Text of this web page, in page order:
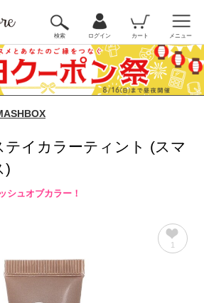
検索 ログイン カート メニュー
イカラーティント (スマ
)
シュオブカラー！
1